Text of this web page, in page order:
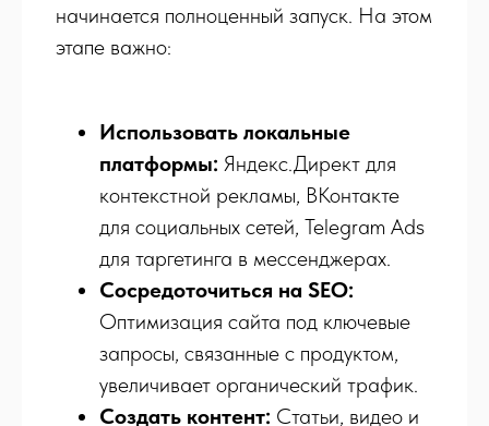
начинается полноценный запуск. На этом
этапе важно:
Использовать локальные
платформы: Яндекс.Директ для
контекстной рекламы, ВКонтакте
для социальных сетей, Telegram Ads
для таргетинга в мессенджерах.
Сосредоточиться на SEO:
Оптимизация сайта под ключевые
запросы, связанные с продуктом,
увеличивает органический трафик.
Создать контент: Статьи, видео и